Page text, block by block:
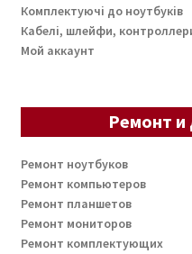
Комплектуючі до ноутбуків
Кабелі, шлейфи,
Мой аккаунт
Ремонт и
Ремонт ноутбуков
Ремонт компьютеров
Ремонт планшетов
Ремонт мониторов
Ремонт комплектующих